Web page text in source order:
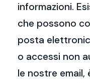
informazioni.
che possono
posta
o accessi non
le nostre email,